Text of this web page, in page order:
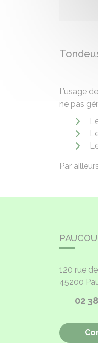
L’usage
ne pas
Par
120 rue
45200
02